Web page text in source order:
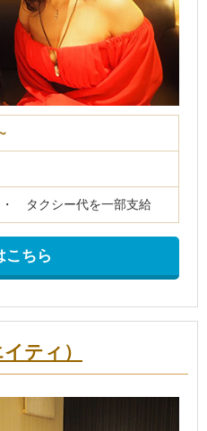
タクシー代を一部支給
こちら
ティ）